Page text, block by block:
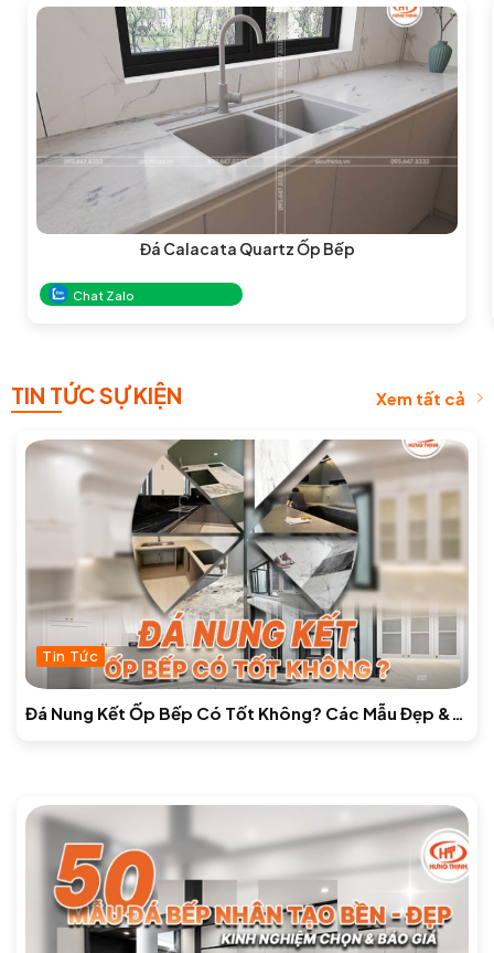
Đá Calacata Quartz Ốp Bếp
Chat Zalo
TIN TỨC SỰ KIỆN Xem tất cả
Tin Tức
Đá Nung Kết Ốp Bếp Có Tốt Không? Các Mẫu Đẹp &